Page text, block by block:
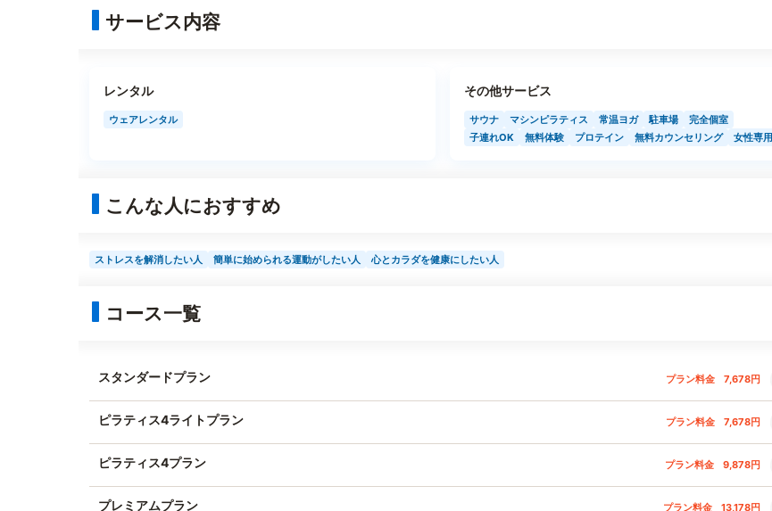
サービス内容
レンタル
ウェアレンタル
その他サービス
サウナ マシンピラティス 常温ヨガ 駐車場
完全個室
子連れOK
無料体験 プロテイン 無料カウンセリング 女性専用
こんな人におすすめ
ストレスを解消したい人 簡単に始められる運動がしたい人 心とカラダを健康にしたい人
コース一覧
スタンダードプラン プラン料金 7,678円
ピラティス4ライトプラン プラン料金 7,678円
ピラティス4プラン プラン料金 9,878円
プレミアムプラン プラン料金 13,178円